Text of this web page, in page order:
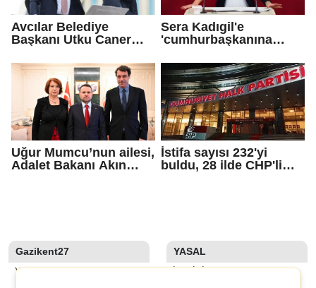
Avcılar Belediye
Başkanı Utku Caner
kararı
Sera Kadıgil'e
'cumhurbaşkanına
soruşturması
Uğur Mumcu’nun ailesi,
Adalet Bakanı Akın
İstifa sayısı 232'yi
buldu, 28 ilde CHP'li
Gazikent27
YAZARLAR
YASAL
İLETIŞIM